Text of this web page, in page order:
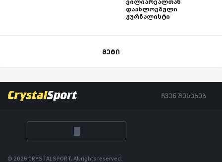
ვილიარეალთან
დაახლოებული
ჟურნალისტი
მეტი
ჩვენ შესახებ
© 2026 CRYSTALSPORT, All rights reserved.